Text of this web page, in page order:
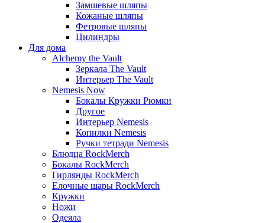
Замшевые шляпы
Кожаные шляпы
Фетровые шляпы
Цилиндры
Для дома
Alchemy the Vault
Зеркала The Vault
Интерьер The Vault
Nemesis Now
Бокалы Кружки Рюмки
Другое
Интерьер Nemesis
Копилки Nemesis
Ручки тетради Nemesis
Блюдца RockMerch
Бокалы RockMerch
Гирлянды RockMerch
Елочные шары RockMerch
Кружки
Ножи
Одеяла